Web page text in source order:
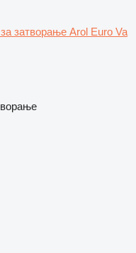
затворање Arol Euro Va